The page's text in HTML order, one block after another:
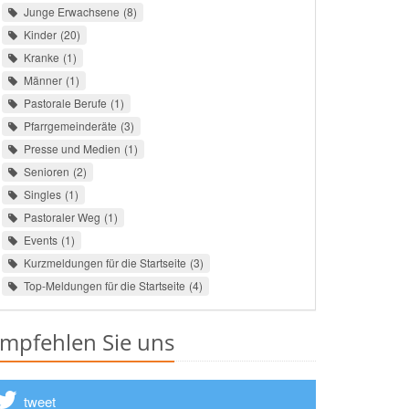
Junge Erwachsene 8
Kinder 20
Kranke 1
Männer 1
Pastorale Berufe 1
Pfarrgemeinderäte 3
Presse und Medien 1
Senioren 2
Singles 1
Pastoraler Weg 1
Events 1
Kurzmeldungen für die Startseite 3
Top-Meldungen für die Startseite 4
Sie uns
tweet